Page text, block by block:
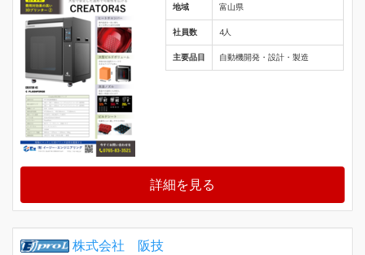
地域 富山県
社員数 4人
主要品目 自動機開発・設計・製造
詳細を見る
株式会社 阪技